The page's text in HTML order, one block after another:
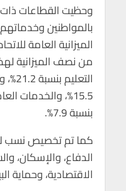
وحظيت القطاعات ذات
بالمواطنين
الميزانية العامة
من نصف الميزانية
بنسبة 7.9%.
كما تم تخصيص نسب
الدفاع، والإسكان،
الاقتصادية، وحماية